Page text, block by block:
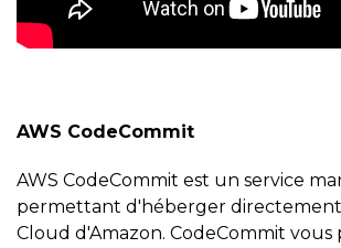
AWS CodeCommit
AWS CodeCommit est un service
permettant d'héberger
Cloud d'Amazon. CodeCommit